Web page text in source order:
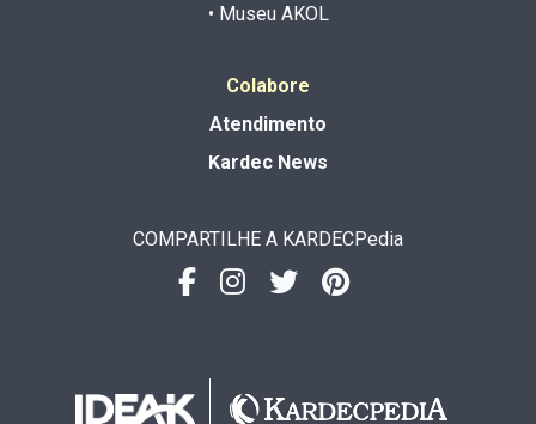
• Museu AKOL
Colabore
Atendimento
Kardec News
COMPARTILHE A KARDECPedia